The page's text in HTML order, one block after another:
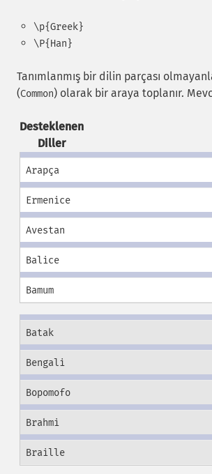
\p{Greek}
\P{Han}
Tanımlanmış bir dilin parçası
(Common) olarak bir araya toplanır.
Desteklenen
Diller
Arapça
Ermenice
Avestan
Balice
Bamum
Batak
Bengali
Bopomofo
Brahmi
Braille